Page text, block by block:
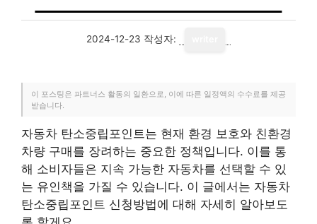
2024-12-23 작성자:
이 포스팅은 파트너스 활동의 일환으로, 이에 따른 일정액의 수수료를 제공
받습니다.
자동차 탄소중립포인트는 현재 환경 보호와 친환경
차량 구매를 장려하는 중요한 정책입니다. 이를 통
해 소비자들은 지속 가능한 자동차를 선택할 수 있
는 유인책을 가질 수 있습니다. 이 글에서는 자동차
탄소중립포인트 신청방법에 대해 자세히 알아보도